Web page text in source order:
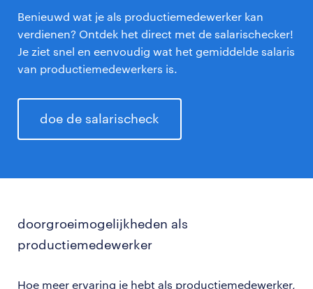
Benieuwd wat je als productiemedewerker kan
verdienen? Ontdek het direct met de salarischecker!
Je ziet snel en eenvoudig wat het gemiddelde salaris
van productiemedewerkers is.
doe de salarischeck
doorgroeimogelijkheden als
productiemedewerker
Hoe meer ervaring je hebt als productiemedewerker,